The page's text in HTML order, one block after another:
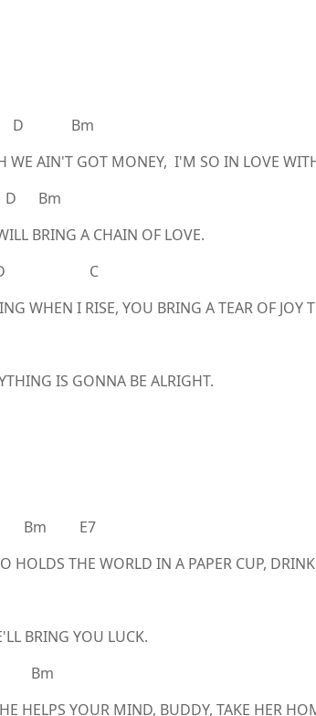
Bm
WE AIN'T GOT MONEY, I'M SO IN LOVE
BRING A CHAIN OF LOVE.
C
WHEN I RISE, YOU BRING A TEAR OF JOY
IS GONNA BE ALRIGHT.
E7
HOLDS THE WORLD IN A PAPER CUP,
BRING YOU LUCK.
HELPS YOUR MIND, BUDDY, TAKE HER